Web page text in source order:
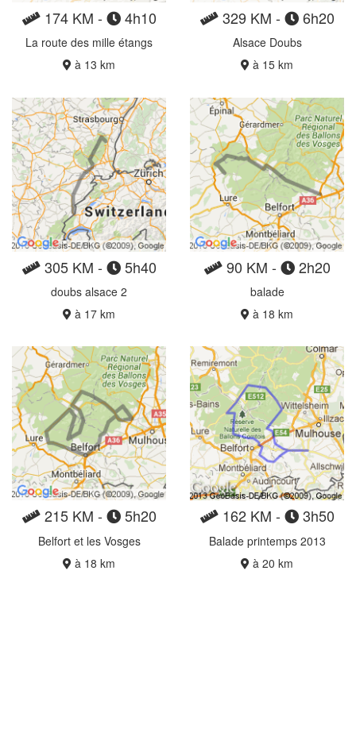
174 KM - 4h10
La route des mille étangs
à 13 km
329 KM - 6h20
Alsace Doubs
à 15 km
305 KM - 5h40
doubs alsace 2
à 17 km
90 KM - 2h20
balade
à 18 km
215 KM - 5h20
Belfort et les Vosges
à 18 km
162 KM - 3h50
Balade printemps 2013
à 20 km